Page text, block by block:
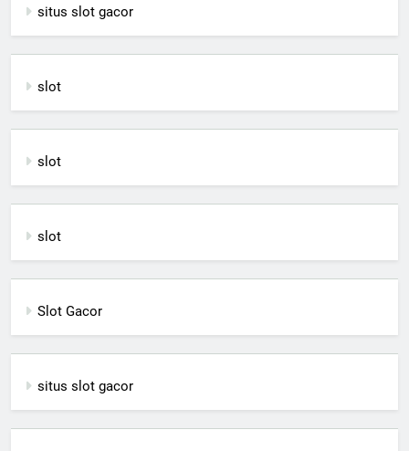
situs slot gacor
slot
slot
slot
Slot Gacor
situs slot gacor